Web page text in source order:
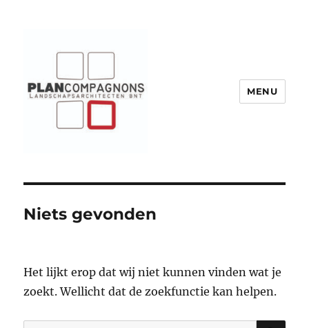
MENU
Niets gevonden
Het lijkt erop dat wij niet kunnen vinden wat je
zoekt. Wellicht dat de zoekfunctie kan helpen.